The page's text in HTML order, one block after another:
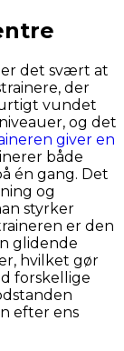
det svært at
der
vundet
og det
giver en
både
én gang. Det
og
styrker
er den
glidende
hvilket gør
forskellige
efter ens